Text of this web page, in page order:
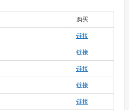
购买
链接
链接
链接
链接
链接